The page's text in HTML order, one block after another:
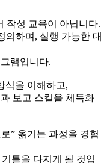
작성 교육이 아닙니다.
의하며, 실행 가능한 대
램입니다.
식을 이해하고,
보고 스킬을 체득화
” 옮기는 과정을 경험
틀을 다지게 될 것입